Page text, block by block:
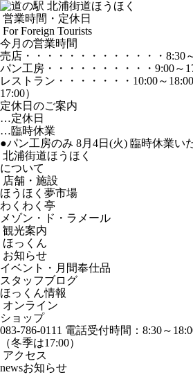
営業時間・定休日
For Foreign Tourists
今月の営業時間
売店 ・・・・・・・・・・・・・ 8:30
パン工房 ・・・・・・・・・・ 9:00～
レストラン ・・・・・・・ 10:00～18:00
17:00）
定休日のご案内
…定休日
…臨時休業
●パン工房のみ 8月4日(火) 臨時休業い
北浦街道ほうほく
について
店舗・施設
ほうほく夢市場
わくわく亭
メゾン・ド・ラメール
観光案内
ほっくん
お知らせ
イベント・月間奉仕品
スタッフブログ
ほっくん情報
オンライン
ショップ
083-786-0111 電話受付時間：8:30～
（冬季は17:00）
アクセス
newsお知らせ